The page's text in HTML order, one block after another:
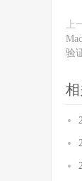
上
验